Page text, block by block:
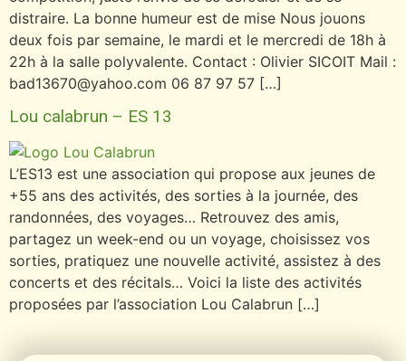
distraire. La bonne humeur est de mise Nous jouons
deux fois par semaine, le mardi et le mercredi de 18h à
22h à la salle polyvalente. Contact : Olivier SICOIT Mail :
bad13670@yahoo.com 06 87 97 57 […]
Lou calabrun – ES 13
L’ES13 est une association qui propose aux jeunes de
+55 ans des activités, des sorties à la journée, des
randonnées, des voyages… Retrouvez des amis,
partagez un week-end ou un voyage, choisissez vos
sorties, pratiquez une nouvelle activité, assistez à des
concerts et des récitals… Voici la liste des activités
proposées par l’association Lou Calabrun […]